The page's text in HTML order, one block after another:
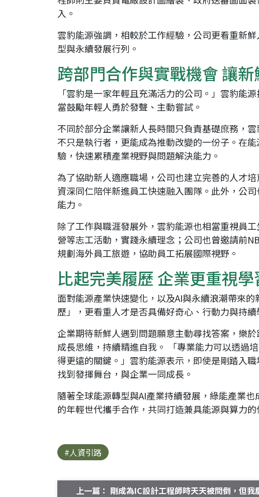
入。
雲豹能源強調，相較於工作經驗，公司更看重新
型與永續發展行列。
跨部門合作與實戰機會 讓
「雲豹是一家年輕且充滿活力的公司。」雲豹能
當鼓勵年輕人勇於發聲、主動嘗試。
不同於部分企業讓新人長時間只負責基礎庶務，
不只是執行者，更能成為推動改變的一份子。在
驗，快速累積產業視野與問題解決能力。
為了協助新人適應職場，公司也建立完善的人才
資深同仁陪伴新進員工快速融入團隊。此外，公
能力。
除了工作與職涯發展外，雲豹能源也相當重視員
營等志工活動，實踐永續理念；公司也曾邀請前
規劃海外員工旅遊，協助員工拓展國際視野。
比起完美履歷 企業更重視
面對能源產業快速變化，以及AI與永續浪潮帶來
歷」，更看重人才是否具備好奇心、行動力與持續
企業期待新鮮人遇到問題願意主動尋找答案，樂
成長思維，持續精進自我。 「專業能力可以透過
得更遠的關鍵。」雲豹能源表示，即使是剛踏入
找到發揮舞台，與企業一同成長。
隨著全球能源轉型與AI產業持續發展，綠能產業
的年輕世代攜手合作，共同打造兼具能源與算力
#人資引路
上一篇： 剛成為IC設計工程師時天天被問倒，但